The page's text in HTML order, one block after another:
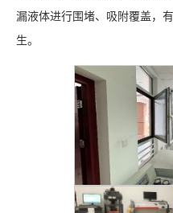
漏液体进行围堵、吸附覆盖，
生。